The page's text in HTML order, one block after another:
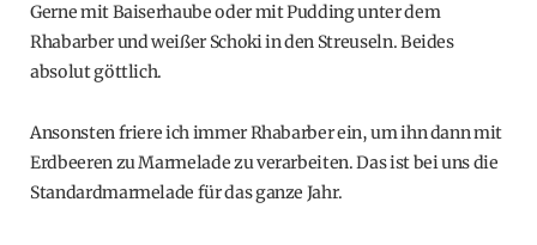
Gerne mit Baiserhaube oder mit Pudding unter dem
Rhabarber und weißer Schoki in den Streuseln. Beides
absolut göttlich.
Ansonsten friere ich immer Rhabarber ein, um ihn dann mit
Erdbeeren zu Marmelade zu verarbeiten. Das ist bei uns die
Standardmarmelade für das ganze Jahr.